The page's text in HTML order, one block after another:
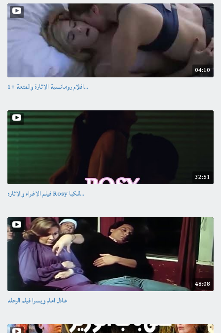
04:10
افلام رومانسية الاثارة والمتعة +1...
32:51
فيلم الاغراء والاثاره Rosy للكبا...
48:08
عادل امام ويسرا فيلم الرحله